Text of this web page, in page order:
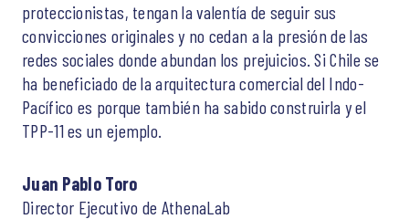
proteccionistas, tengan la valentía de seguir sus
convicciones originales y no cedan a la presión de las
redes sociales donde abundan los prejuicios. Si Chile se
ha beneficiado de la arquitectura comercial del Indo-
Pacífico es porque también ha sabido construirla y el
TPP-11 es un ejemplo.
Juan Pablo Toro
Director Ejecutivo de AthenaLab